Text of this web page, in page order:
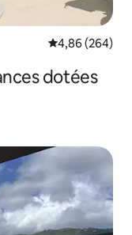
Évaluation
4,86 (264)
dotées